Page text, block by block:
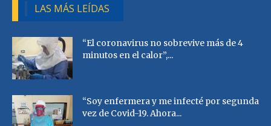
LAS MÁS LEÍDAS
“El coronavirus no sobrevive más de 4
minutos en el calor”,...
“Soy enfermera y me infecté por segunda
vez de Covid-19. Ahora...